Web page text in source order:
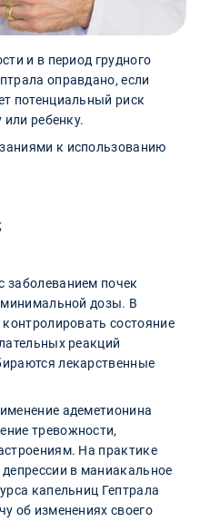
и в период грудного
оправдано, если
потенциальный риск
или ребенку.
к использованию
почек
минимальной дозы. В
состояние
реакций
лекарственные
адеметионина
тревожности,
На практике
в маниакальное
капельниц Гептрала
об изменениях своего